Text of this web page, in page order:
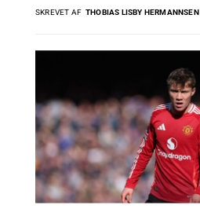
SKREVET AF THOBIAS LISBY HERMANNSEN